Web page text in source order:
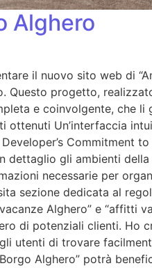
Alghero
il nuovo sito web di
Questo progetto,
e coinvolgente, che
ottenuti Un’interfaccia
Commitment
dettaglio gli ambienti
necessarie per
sezione dedicata al
Alghero” e “affitti
di potenziali clienti. Ho
utenti di trovare
Alghero” potrà